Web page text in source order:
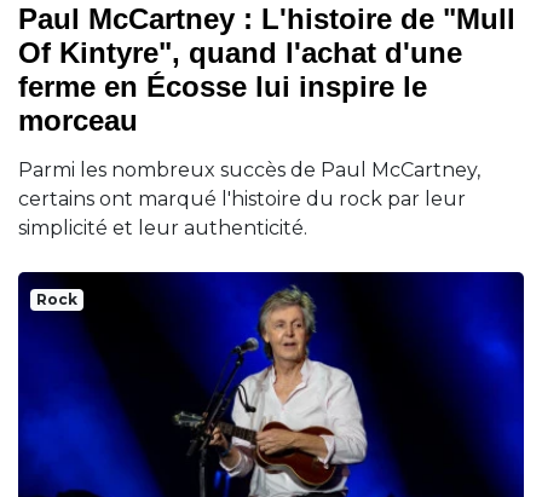
Paul McCartney : L'histoire de "Mull
Of Kintyre", quand l'achat d'une
ferme en Écosse lui inspire le
morceau
Parmi les nombreux succès de Paul McCartney,
certains ont marqué l'histoire du rock par leur
simplicité et leur authenticité.
Rock